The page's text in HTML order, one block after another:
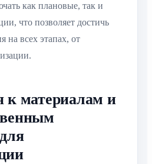
как плановые, так и
что позволяет достичь
на всех этапах, от
к материалам и